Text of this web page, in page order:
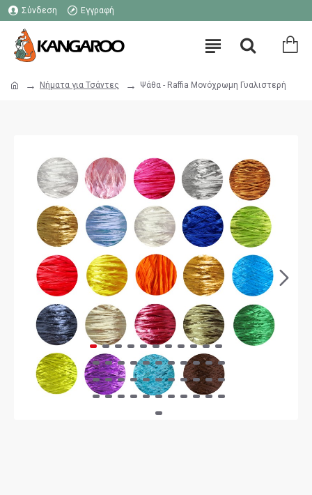
Σύνδεση Εγγραφή
Νήματα για Τσάντες Ψάθα - Raffia Μονόχρωμη Γυαλιστερή